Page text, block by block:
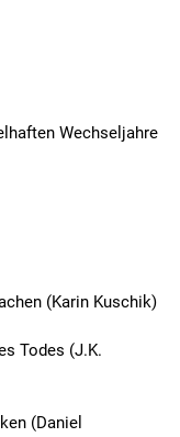
Wechseljahre
(Karin Kuschik)
Todes (J.K.
(Daniel